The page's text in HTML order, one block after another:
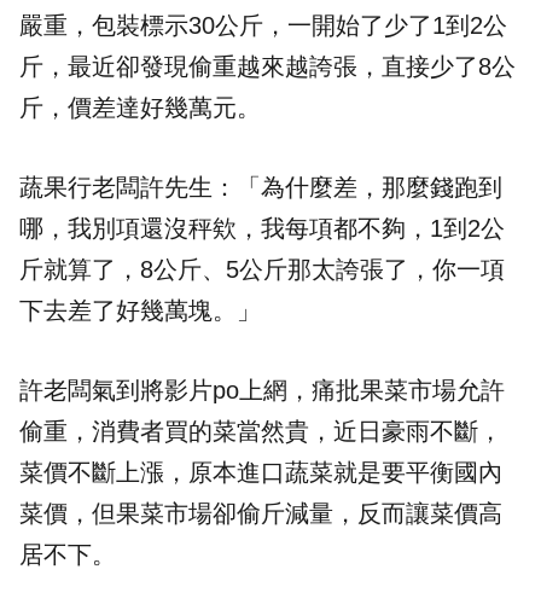
嚴重，包裝標示30公斤，一開始了少了1到2公
斤，最近卻發現偷重越來越誇張，直接少了8公
斤，價差達好幾萬元。
蔬果行老闆許先生：「為什麼差，那麼錢跑到
哪，我別項還沒秤欸，我每項都不夠，1到2公
斤就算了，8公斤、5公斤那太誇張了，你一項
下去差了好幾萬塊。」
許老闆氣到將影片po上網，痛批果菜市場允許
偷重，消費者買的菜當然貴，近日豪雨不斷，
菜價不斷上漲，原本進口蔬菜就是要平衡國內
菜價，但果菜市場卻偷斤減量，反而讓菜價高
居不下。